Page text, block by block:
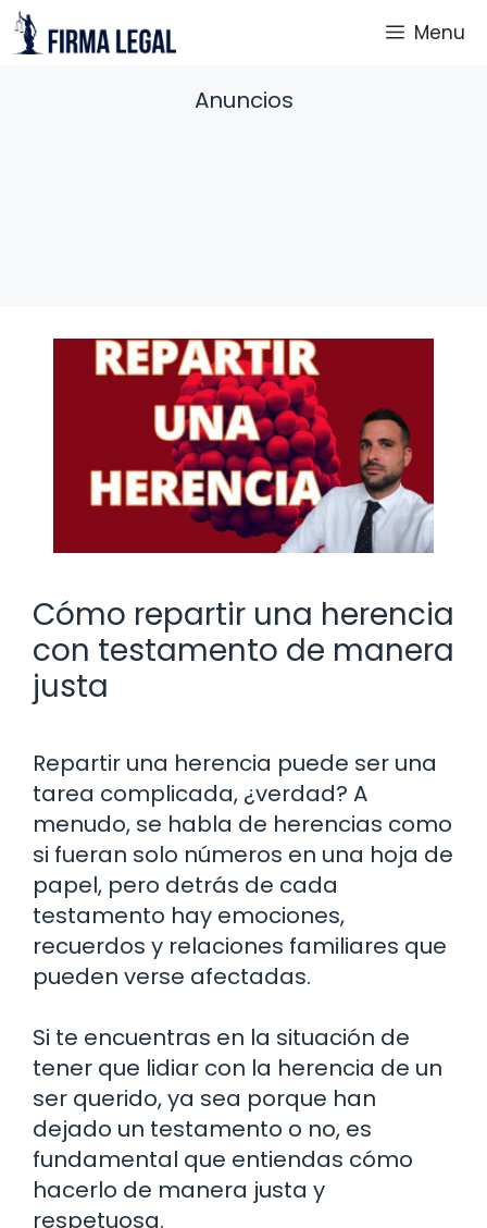
Saltar
al
Menu
Anuncios
Cómo repartir una herencia
con testamento de manera
justa
Repartir una herencia puede ser una
tarea complicada, ¿verdad? A
menudo, se habla de herencias como
si fueran solo números en una hoja de
papel, pero detrás de cada
testamento hay emociones,
recuerdos y relaciones familiares que
pueden verse afectadas.
Si te encuentras en la situación de
tener que lidiar con la herencia de un
ser querido, ya sea porque han
dejado un testamento o no, es
fundamental que entiendas cómo
hacerlo de manera justa y
respetuosa.